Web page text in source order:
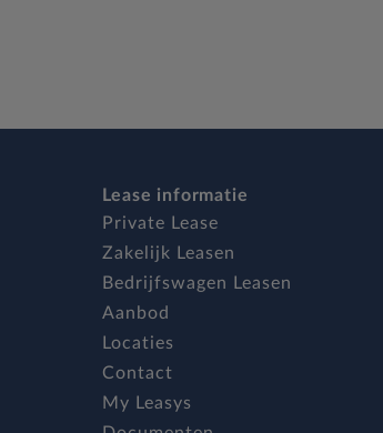
Lease informatie
Private Lease
Zakelijk Leasen
Bedrijfswagen Leasen
Aanbod
Locaties
Contact
My Leasys